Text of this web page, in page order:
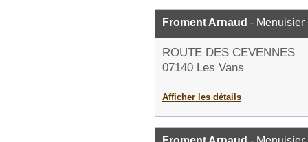
Froment Arnaud - Menuisier
ROUTE DES CEVENNES
07140 Les Vans
Afficher les détails